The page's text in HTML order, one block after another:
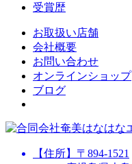
受賞歴
お取扱い店舗
会社概要
お問い合わせ
オンラインショップ
ブログ
【住所】〒894-1521